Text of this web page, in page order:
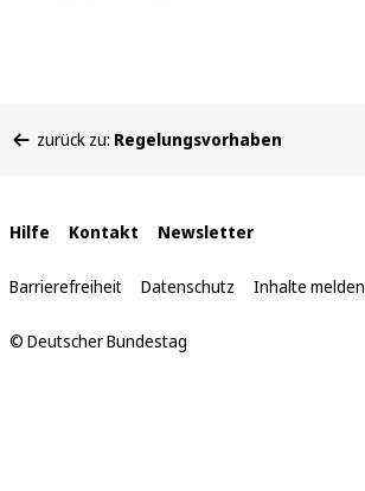
befinden
zurück zu: Regelungsvorhaben
Interne
Links
Hilfe Kontakt Newsletter
Barrierefreiheit Datenschutz Inhalte melden
© Deutscher Bundestag